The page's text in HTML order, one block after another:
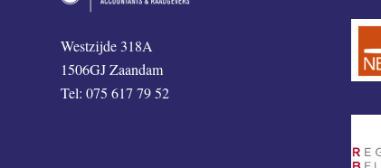
Westzijde 318A
1506GJ Zaandam
Tel: 075 617 79 52